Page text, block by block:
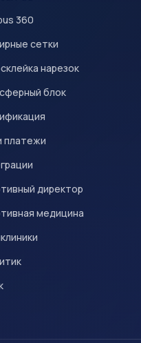
360
сетки
нарезок
блок
платежи
директор
медицина